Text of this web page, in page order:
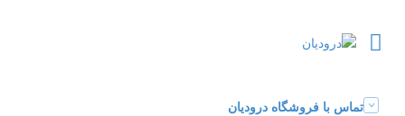
تماس با فروشگاه درودیان